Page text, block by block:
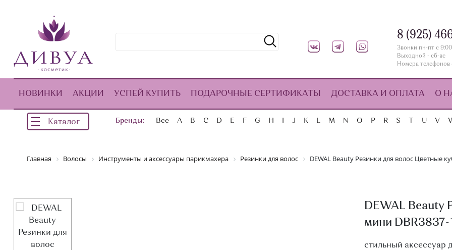
8 (925)
Звонки пн-пт с
Выходной - сб-вс
Номера телефонов
НОВИНКИ АКЦИИ УСПЕЙ КУПИТЬ ПОДАРОЧНЫЕ СЕРТИФИКАТЫ ДОСТАВКА И ОПЛАТА О
Каталог Бренды: Все A B C D E F G H J K L M N O P R S U V
Главная Волосы Инструменты и аксессуары парикмахера Резинки для волос DEWAL Beauty Резинки для волос Цветные
DEWAL Beauty
мини DBR3837-
стильный аксессуар